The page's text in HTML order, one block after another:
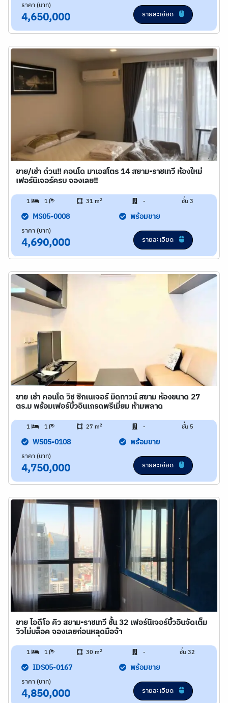
ราคา (บาท)
4,650,000 รายละเอียด
ขาย/เช่า ด่วน!! คอนโด มาเอสโตร 14 สยาม-ราชเทวี ห้องใหม่
เฟอร์นิเจอร์ครบ จองเลย!!
1 1 31 m2 - ชั้น 3
MS05-0008 พร้อมขาย
ราคา (บาท)
4,690,000 รายละเอียด
ขาย เช่า คอนโด วิช ซิกเนเจอร์ มิดทาวน์ สยาม ห้องขนาด 27
ตร.ม พร้อมเฟอร์บิ้วอินเกรดพรีเมี่ยม ห้ามพลาด
1 1 27 m2 - ชั้น 5
WS05-0108 พร้อมขาย
ราคา (บาท)
4,750,000 รายละเอียด
ขาย ไอดีโอ คิว สยาม-ราชเทวี ชั้น 32 เฟอร์นิเจอร์บิ้วอินจัดเต็ม
วิวไม่บล็อค จองเลยก่อนหลุดมือจ้า
1 1 30 m2 - ชั้น 32
IDS05-0167 พร้อมขาย
ราคา (บาท)
4,850,000 รายละเอียด